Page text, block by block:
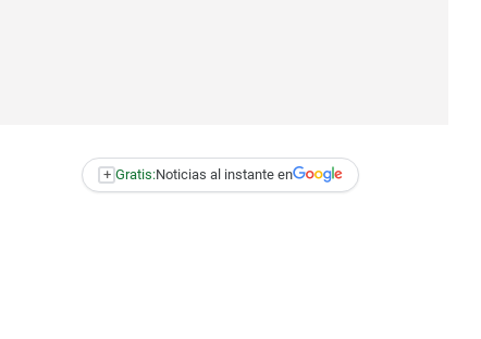
+ Gratis:Noticias al instante en